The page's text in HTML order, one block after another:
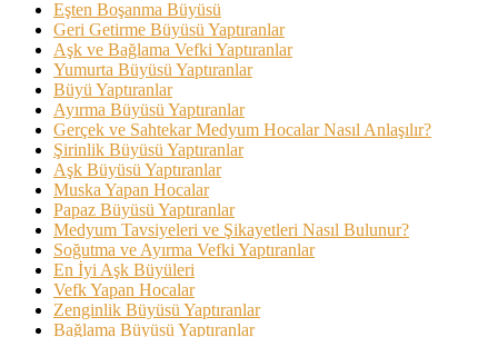
Eşten Boşanma Büyüsü
Geri Getirme Büyüsü Yaptıranlar
Aşk ve Bağlama Vefki Yaptıranlar
Yumurta Büyüsü Yaptıranlar
Büyü Yaptıranlar
Ayırma Büyüsü Yaptıranlar
Gerçek ve Sahtekar Medyum Hocalar Nasıl Anlaşılır?
Şirinlik Büyüsü Yaptıranlar
Aşk Büyüsü Yaptıranlar
Muska Yapan Hocalar
Papaz Büyüsü Yaptıranlar
Medyum Tavsiyeleri ve Şikayetleri Nasıl Bulunur?
Soğutma ve Ayırma Vefki Yaptıranlar
En İyi Aşk Büyüleri
Vefk Yapan Hocalar
Zenginlik Büyüsü Yaptıranlar
Bağlama Büyüsü Yaptıranlar